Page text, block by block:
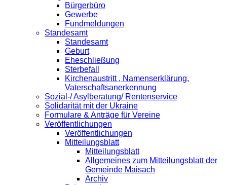
Bürgerbüro
Gewerbe
Fundmeldungen
Standesamt
Standesamt
Geburt
Eheschließung
Sterbefall
Kirchenaustritt , Namenserklärung,
Vaterschaftsanerkennung
Sozial-/ Asylberatung/ Rentenservice
Solidarität mit der Ukraine
Formulare & Anträge für Vereine
Veröffentlichungen
Veröffentlichungen
Mitteilungsblatt
Mitteilungsblatt
Allgemeines zum Mitteilungsblatt der
Gemeinde Maisach
Archiv